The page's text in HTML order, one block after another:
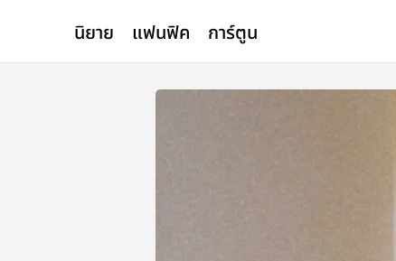
นิยาย แฟนฟิค การ์ตูน